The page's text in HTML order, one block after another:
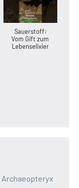
Sauerstoff:
Vom Gift zum
Lebenselixier
Archaeopteryx